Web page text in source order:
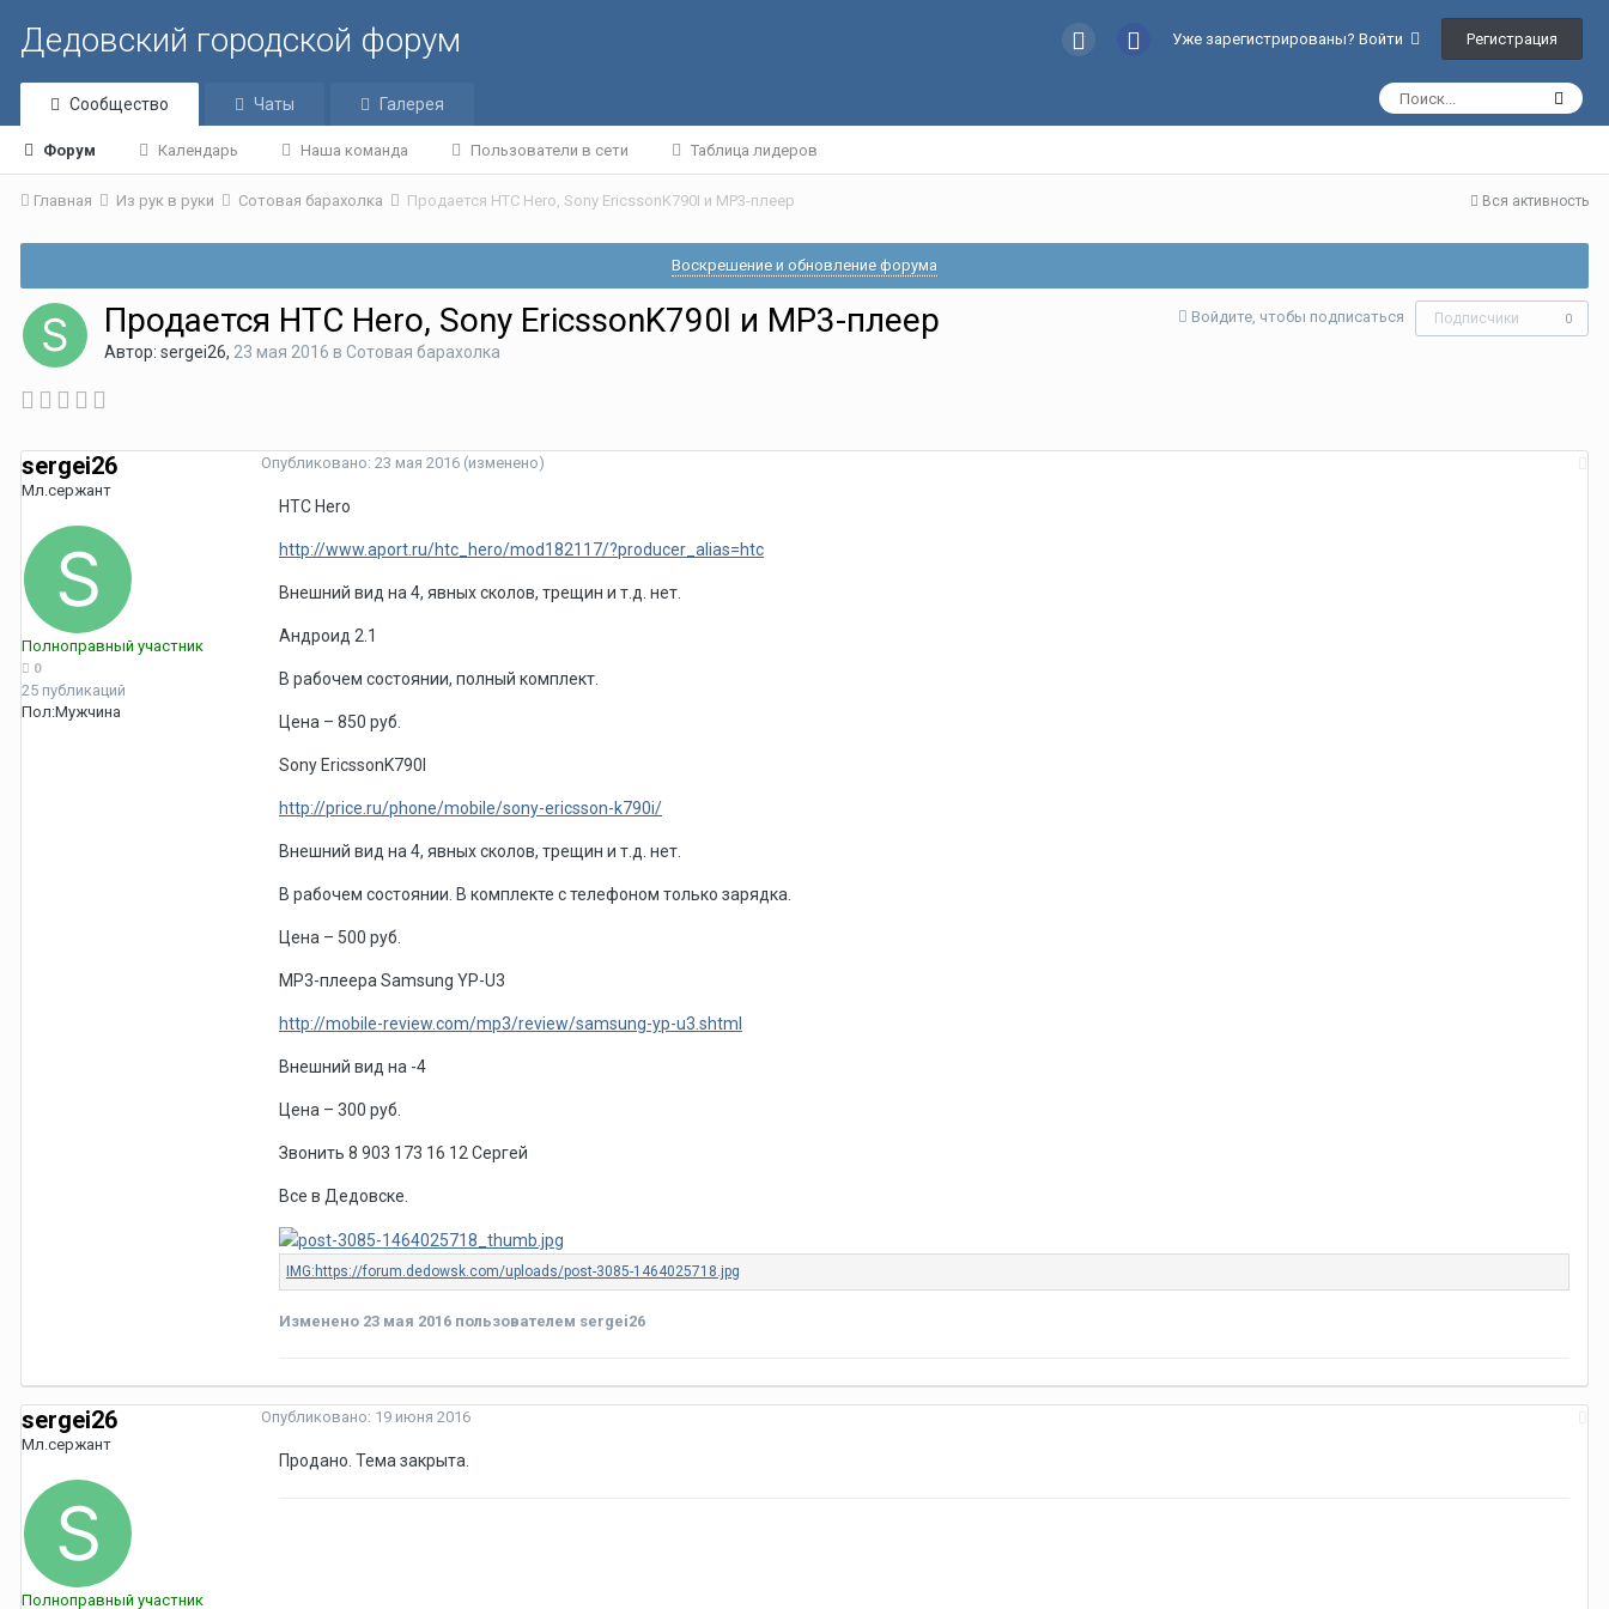
Дедовский городской форум Уже зарегистрированы? Войти Регистрация
Сообщество
Форум Календарь Наша команда Пользователи в сети Таблица лидеров
Чаты Галерея
Вся активность
Главная Из рук в руки Сотовая барахолка Продается HTC Hero, Sony EricssonK790I и МР3-плеер
Воскрешение и обновление форума
Войдите, чтобы подписаться Подписчики 0
Продается HTC Hero, Sony EricssonK790I и МР3-плеер
Автор: sergei26, 23 мая 2016 в Сотовая барахолка
sergei26
Мл.сержант
Полноправный участник
0
25 публикаций
Пол:Мужчина
Опубликовано: 23 мая 2016 (изменено)
HTC Hero
http://www.aport.ru/htc_hero/mod182117/?producer_alias=htc
Внешний вид на 4, явных сколов, трещин и т.д. нет.
Андроид 2.1
В рабочем состоянии, полный комплект.
Цена – 850 руб.
Sony EricssonK790I
http://price.ru/phone/mobile/sony-ericsson-k790i/
Внешний вид на 4, явных сколов, трещин и т.д. нет.
В рабочем состоянии. В комплекте с телефоном только зарядка.
Цена – 500 руб.
МР3-плеера Samsung YP-U3
http://mobile-review.com/mp3/review/samsung-yp-u3.shtml
Внешний вид на -4
Цена – 300 руб.
Звонить 8 903 173 16 12 Сергей
Все в Дедовске.
Изменено 23 мая 2016 пользователем sergei26
sergei26
Мл.сержант
Полноправный участник
Опубликовано: 19 июня 2016
Продано. Тема закрыта.